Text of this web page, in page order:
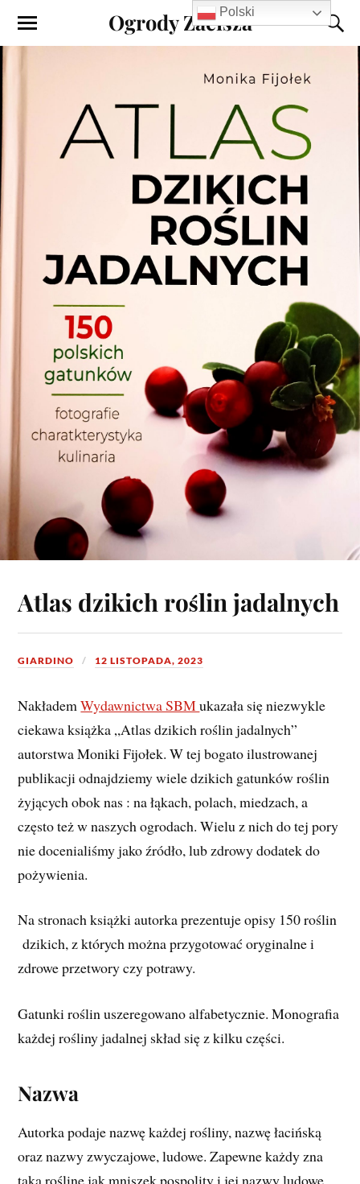
Ogrody Zacisza
Atlas dzikich roślin jadalnych
GIARDINO 12 LISTOPADA, 2023
NakłademWydawnictwa SBMukazała się niezwykle
ciekawa książka „Atlas dzikich roślin jadalnych”
autorstwa Moniki Fijołek. W tej bogato ilustrowanej
publikacji odnajdziemy wiele dzikich gatunków roślin
żyjących obok nas : na łąkach, polach, miedzach, a
często też w naszych ogrodach. Wielu z nich do tej pory
nie docenialiśmy jako źródło, lub zdrowy dodatek do
pożywienia.
Na stronach książki autorka prezentuje opisy 150 roślin
dzikich, z których można przygotować oryginalne i
zdrowe przetwory czy potrawy.
Gatunki roślin uszeregowano alfabetycznie. Monografia
każdej rośliny jadalnej skład się z kilku części.
Nazwa
Autorka podaje nazwę każdej rośliny, nazwę łacińską
oraz nazwy zwyczajowe, ludowe. Zapewne każdy zna
taką roślinę jak mniszek pospolity i jej nazwy ludowe
Polski